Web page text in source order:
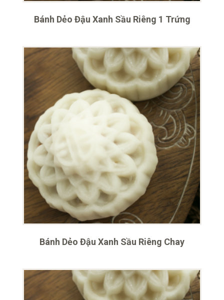
Bánh Dẻo Đậu Xanh Sầu Riêng 1 Trứng
Bánh Dẻo Đậu Xanh Sầu Riêng Chay